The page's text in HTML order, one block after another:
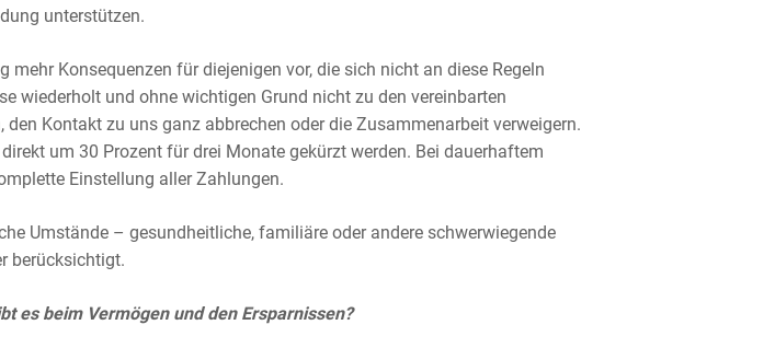
unterstützen.
mehr Konsequenzen für diejenigen vor, die sich nicht an diese Regeln
wiederholt und ohne wichtigen Grund nicht zu den vereinbarten
den Kontakt zu uns ganz abbrechen oder die Zusammenarbeit verweigern.
um 30 Prozent für drei Monate gekürzt werden. Bei dauerhaftem
Einstellung aller Zahlungen.
Umstände – gesundheitliche, familiäre oder andere schwerwiegende
berücksichtigt.
es beim Vermögen und den Ersparnissen?